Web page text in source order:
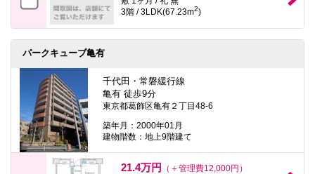
3階 / 3LDK(67.23m2)
パークキューブ亀有
千代田・常磐緩行線
亀有 徒歩9分
東京都葛飾区亀有２丁目48-6
築年月：2000年01月
建物階数：地上9階建て
21.4万円
（＋管理費12,000円）